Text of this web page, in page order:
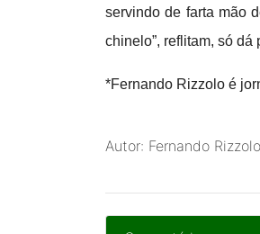
servindo de farta mão
chinelo”, reflitam, só
*Fernando Rizzolo é
Autor: Fernando Rizzolo